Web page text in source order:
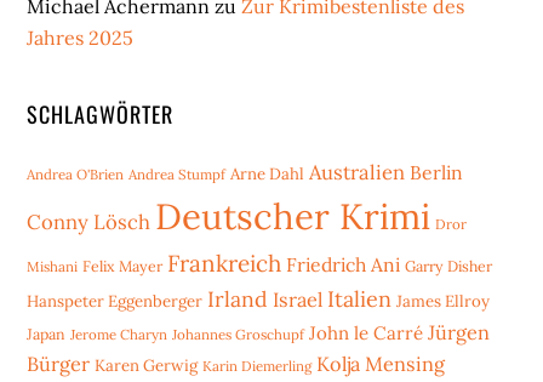
Michael Achermann zuZur Krimibestenliste des
Jahres 2025
SCHLAGWÖRTER
Andrea O'Brien Andrea Stumpf Arne Dahl Australien Berlin
Conny Lösch Deutscher Krimi Dror
Mishani Felix Mayer Frankreich Friedrich Ani Garry Disher
Hanspeter Eggenberger Irland Israel Italien James Ellroy
Japan Jerome Charyn Johannes Groschupf John le Carré Jürgen
Bürger Karen Gerwig Karin Diemerling Kolja Mensing